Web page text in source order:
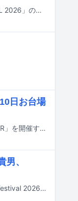
8月29日と30日に大阪・泉大津フェニックスで行われる野外ライブイベント「RUSH BALL 2026」のタイムテーブルが公開された。
日お台場
アユニ・Dがフロントマンを務めるPEDROが、10月から全国ツアー「This is PEDRO TOUR」を開催することを発表した。
、
9月26日と27日に佐賀・虹の松原海水浴場 東の浜で行われる野外フェス「Karatsu Drop Festival 2026」の出演アーティスト第3弾が発表された。